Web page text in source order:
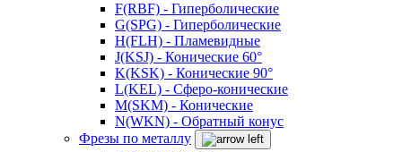
F(RBF) - Гиперболические
G(SPG) - Гиперболические
H(FLH) - Пламевидные
J(KSJ) - Конические 60°
K(KSK) - Конические 90°
L(KEL) - Сферо-конические
M(SKM) - Конические
N(WKN) - Обратный конус
Фрезы по металлу